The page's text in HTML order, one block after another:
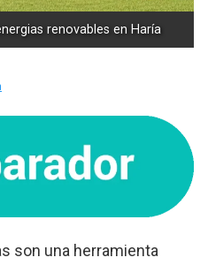
renovables en Haría
son una herramienta